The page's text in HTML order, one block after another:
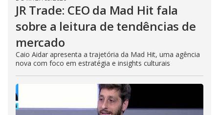
JR Trade: CEO da Mad Hit fala
sobre a leitura de tendências de
mercado
Caio Aidar apresenta a trajetória da Mad Hit, uma agência
nova com foco em estratégia e insights culturais